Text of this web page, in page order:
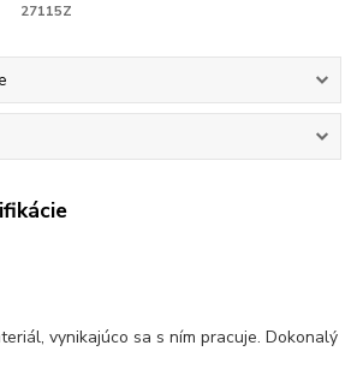
27115Z
vynikajúco sa s ním pracuje. Dokonalý